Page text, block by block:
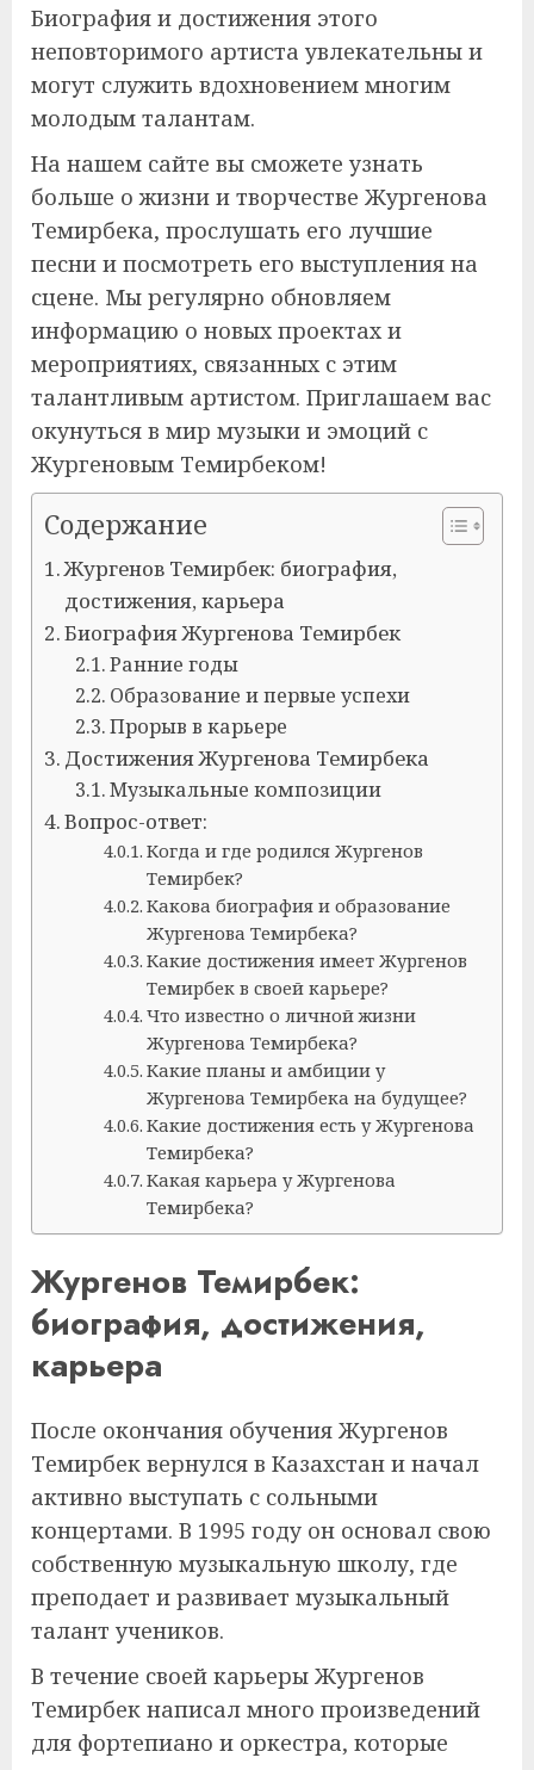
Биография и достижения этого
неповторимого артиста увлекательны и
могут служить вдохновением многим
молодым талантам.
На нашем сайте вы сможете узнать
больше о жизни и творчестве Жургенова
Темирбека, прослушать его лучшие
песни и посмотреть его выступления на
сцене. Мы регулярно обновляем
информацию о новых проектах и
мероприятиях, связанных с этим
талантливым артистом. Приглашаем вас
окунуться в мир музыки и эмоций с
Жургеновым Темирбеком!
Содержание
Жургенов Темирбек: биография,
достижения, карьера
Биография Жургенова Темирбек
Ранние годы
Образование и первые успехи
Прорыв в карьере
Достижения Жургенова Темирбека
Музыкальные композиции
Вопрос-ответ:
Когда и где родился Жургенов
Темирбек?
Какова биография и образование
Жургенова Темирбека?
Какие достижения имеет Жургенов
Темирбек в своей карьере?
Что известно о личной жизни
Жургенова Темирбека?
Какие планы и амбиции у
Жургенова Темирбека на будущее?
Какие достижения есть у Жургенова
Темирбека?
Какая карьера у Жургенова
Темирбека?
Жургенов Темирбек:
биография, достижения,
карьера
После окончания обучения Жургенов
Темирбек вернулся в Казахстан и начал
активно выступать с сольными
концертами. В 1995 году он основал свою
собственную музыкальную школу, где
преподает и развивает музыкальный
талант учеников.
В течение своей карьеры Жургенов
Темирбек написал много произведений
для фортепиано и оркестра, которые